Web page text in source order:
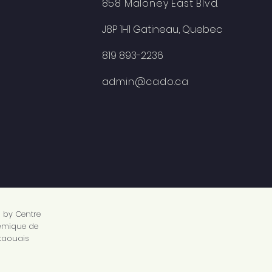
858 Maloney East Blvd.
J8P 1H1 Gatineau, Quebec
819 893-2236
admin@cado.ca
by Centre
de